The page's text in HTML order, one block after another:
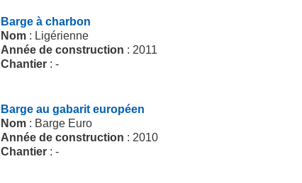
Barge à charbon
Nom : Ligérienne
Année de construction : 2011
Chantier : -
Barge au gabarit européen
Nom : Barge Euro
Année de construction : 2010
Chantier : -